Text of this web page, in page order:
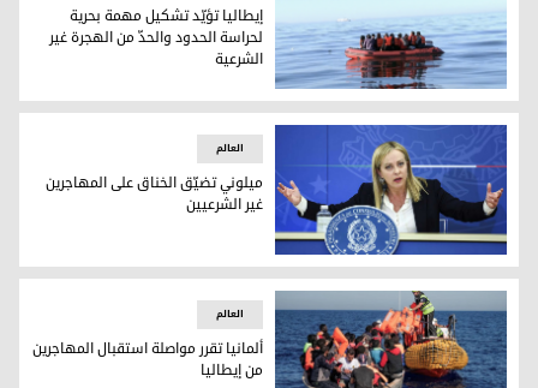
قارب يحمل مهاجرين وسط البحر (رويترز)
إيطاليا تؤيّد تشكيل مهمة بحرية
لحراسة الحدود والحدّ من الهجرة غير
الشرعية
جورجيا ميلوني
العالم
ميلوني تضيّق الخناق على المهاجرين
غير الشرعيين
العالم
ألمانيا تقرر مواصلة استقبال المهاجرين
من إيطاليا